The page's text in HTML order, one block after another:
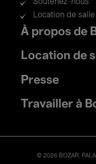
Soutenez-nous
Location de salle
Footer
menu
À propos de
Location de
Presse
Travailler à
© 2026 BOZAR.